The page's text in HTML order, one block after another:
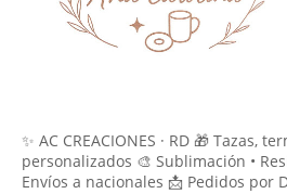
✨ AC CREACIONES · RD 🎁 Tazas,
personalizados 🎨 Sublimación •
Envíos a nacionales 📩 Pedidos por